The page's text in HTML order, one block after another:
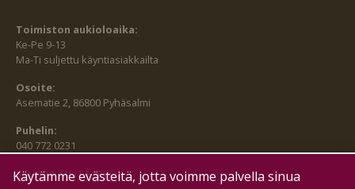
Toimiston aukioloaika:
Ke-Pe 9-13
Ma-Ti suljettu käyntiasiakkailta
Osoite:
Asematie 2, 86800 Pyhäsalmi
Puhelin:
040 772 0231
SEURAA MEITÄ MYÖS:
Käytämme evästeitä, jotta voimme palvella sinua